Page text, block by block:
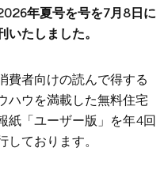
年夏号を号を7月8日に
いたしました。
費者向けの読んで得する
ハウを満載した無料住宅
紙「ユーザー版」を年4回
しております。